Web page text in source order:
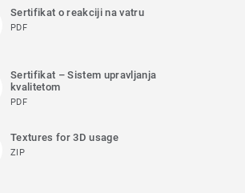
Sertifikat o reakciji na vatru
PDF
Sertifikat – Sistem upravljanja
kvalitetom
PDF
Textures for 3D usage
ZIP